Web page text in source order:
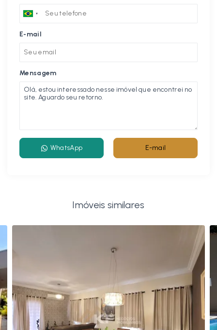
E-mail
Mensagem
WhatsApp E-mail
Imóveis similares